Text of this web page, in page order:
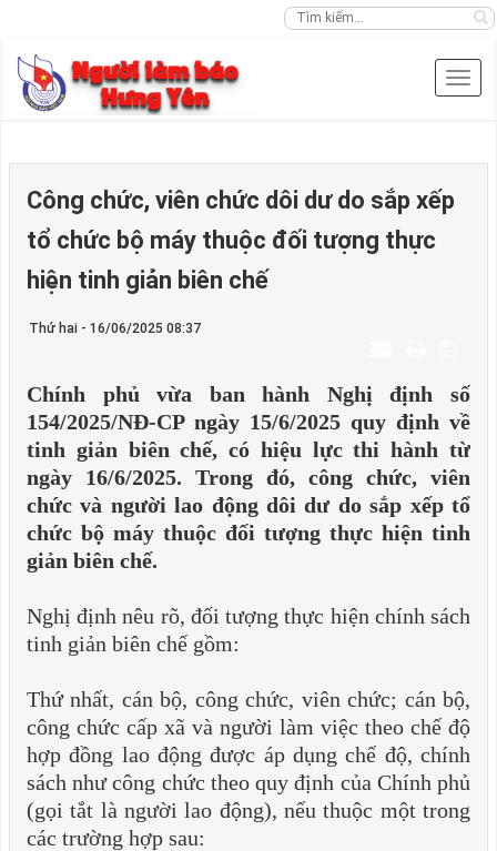
Công chức, viên chức dôi dư do sắp xếp
tổ chức bộ máy thuộc đối tượng thực
hiện tinh giản biên chế
Thứ hai - 16/06/2025 08:37
Chính phủ vừa ban hành Nghị định số
154/2025/NĐ-CP ngày 15/6/2025 quy định về
tinh giản biên chế, có hiệu lực thi hành từ
ngày 16/6/2025. Trong đó, công chức, viên
chức và người lao động dôi dư do sắp xếp tổ
chức bộ máy thuộc đối tượng thực hiện tinh
giản biên chế.
Nghị định nêu rõ, đối tượng thực hiện chính sách
tinh giản biên chế gồm:
Thứ nhất, cán bộ, công chức, viên chức; cán bộ,
công chức cấp xã và người làm việc theo chế độ
hợp đồng lao động được áp dụng chế độ, chính
sách như công chức theo quy định của Chính phủ
(gọi tắt là người lao động), nếu thuộc một trong
các trường hợp sau: